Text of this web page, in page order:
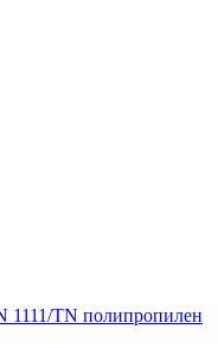
TN полипропилен